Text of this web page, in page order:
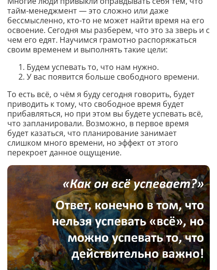
тайм-менеджмент — это сложно или даже
бессмысленно, кто-то не может найти время на его
освоение. Сегодня мы разберем, что это за зверь и с
чем его едят. Научимся грамотно распоряжаться
своим временем и выполнять такие цели:
Будем успевать то, что нам нужно.
У вас появится больше свободного времени.
То есть всё, о чём я буду сегодня говорить, будет
приводить к тому, что свободное время будет
прибавляться, но при этом вы будете успевать всё,
что запланировали. Возможно, в первое время
будет казаться, что планирование занимает
слишком много времени, но эффект от этого
перекроет данное ощущение.